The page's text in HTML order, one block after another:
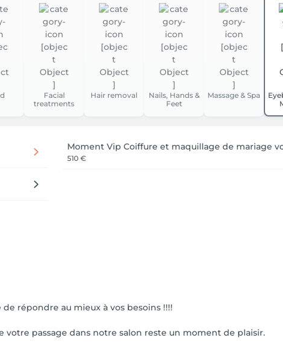
Facial
treatments
Hair removal
Nails, Hands &
Feet
Massage & Spa
Moment Vip Coiffure et maquillage de mariage
510 €
de répondre au mieux à vos besoins !!!!
votre passage dans notre salon reste un moment de plaisir.